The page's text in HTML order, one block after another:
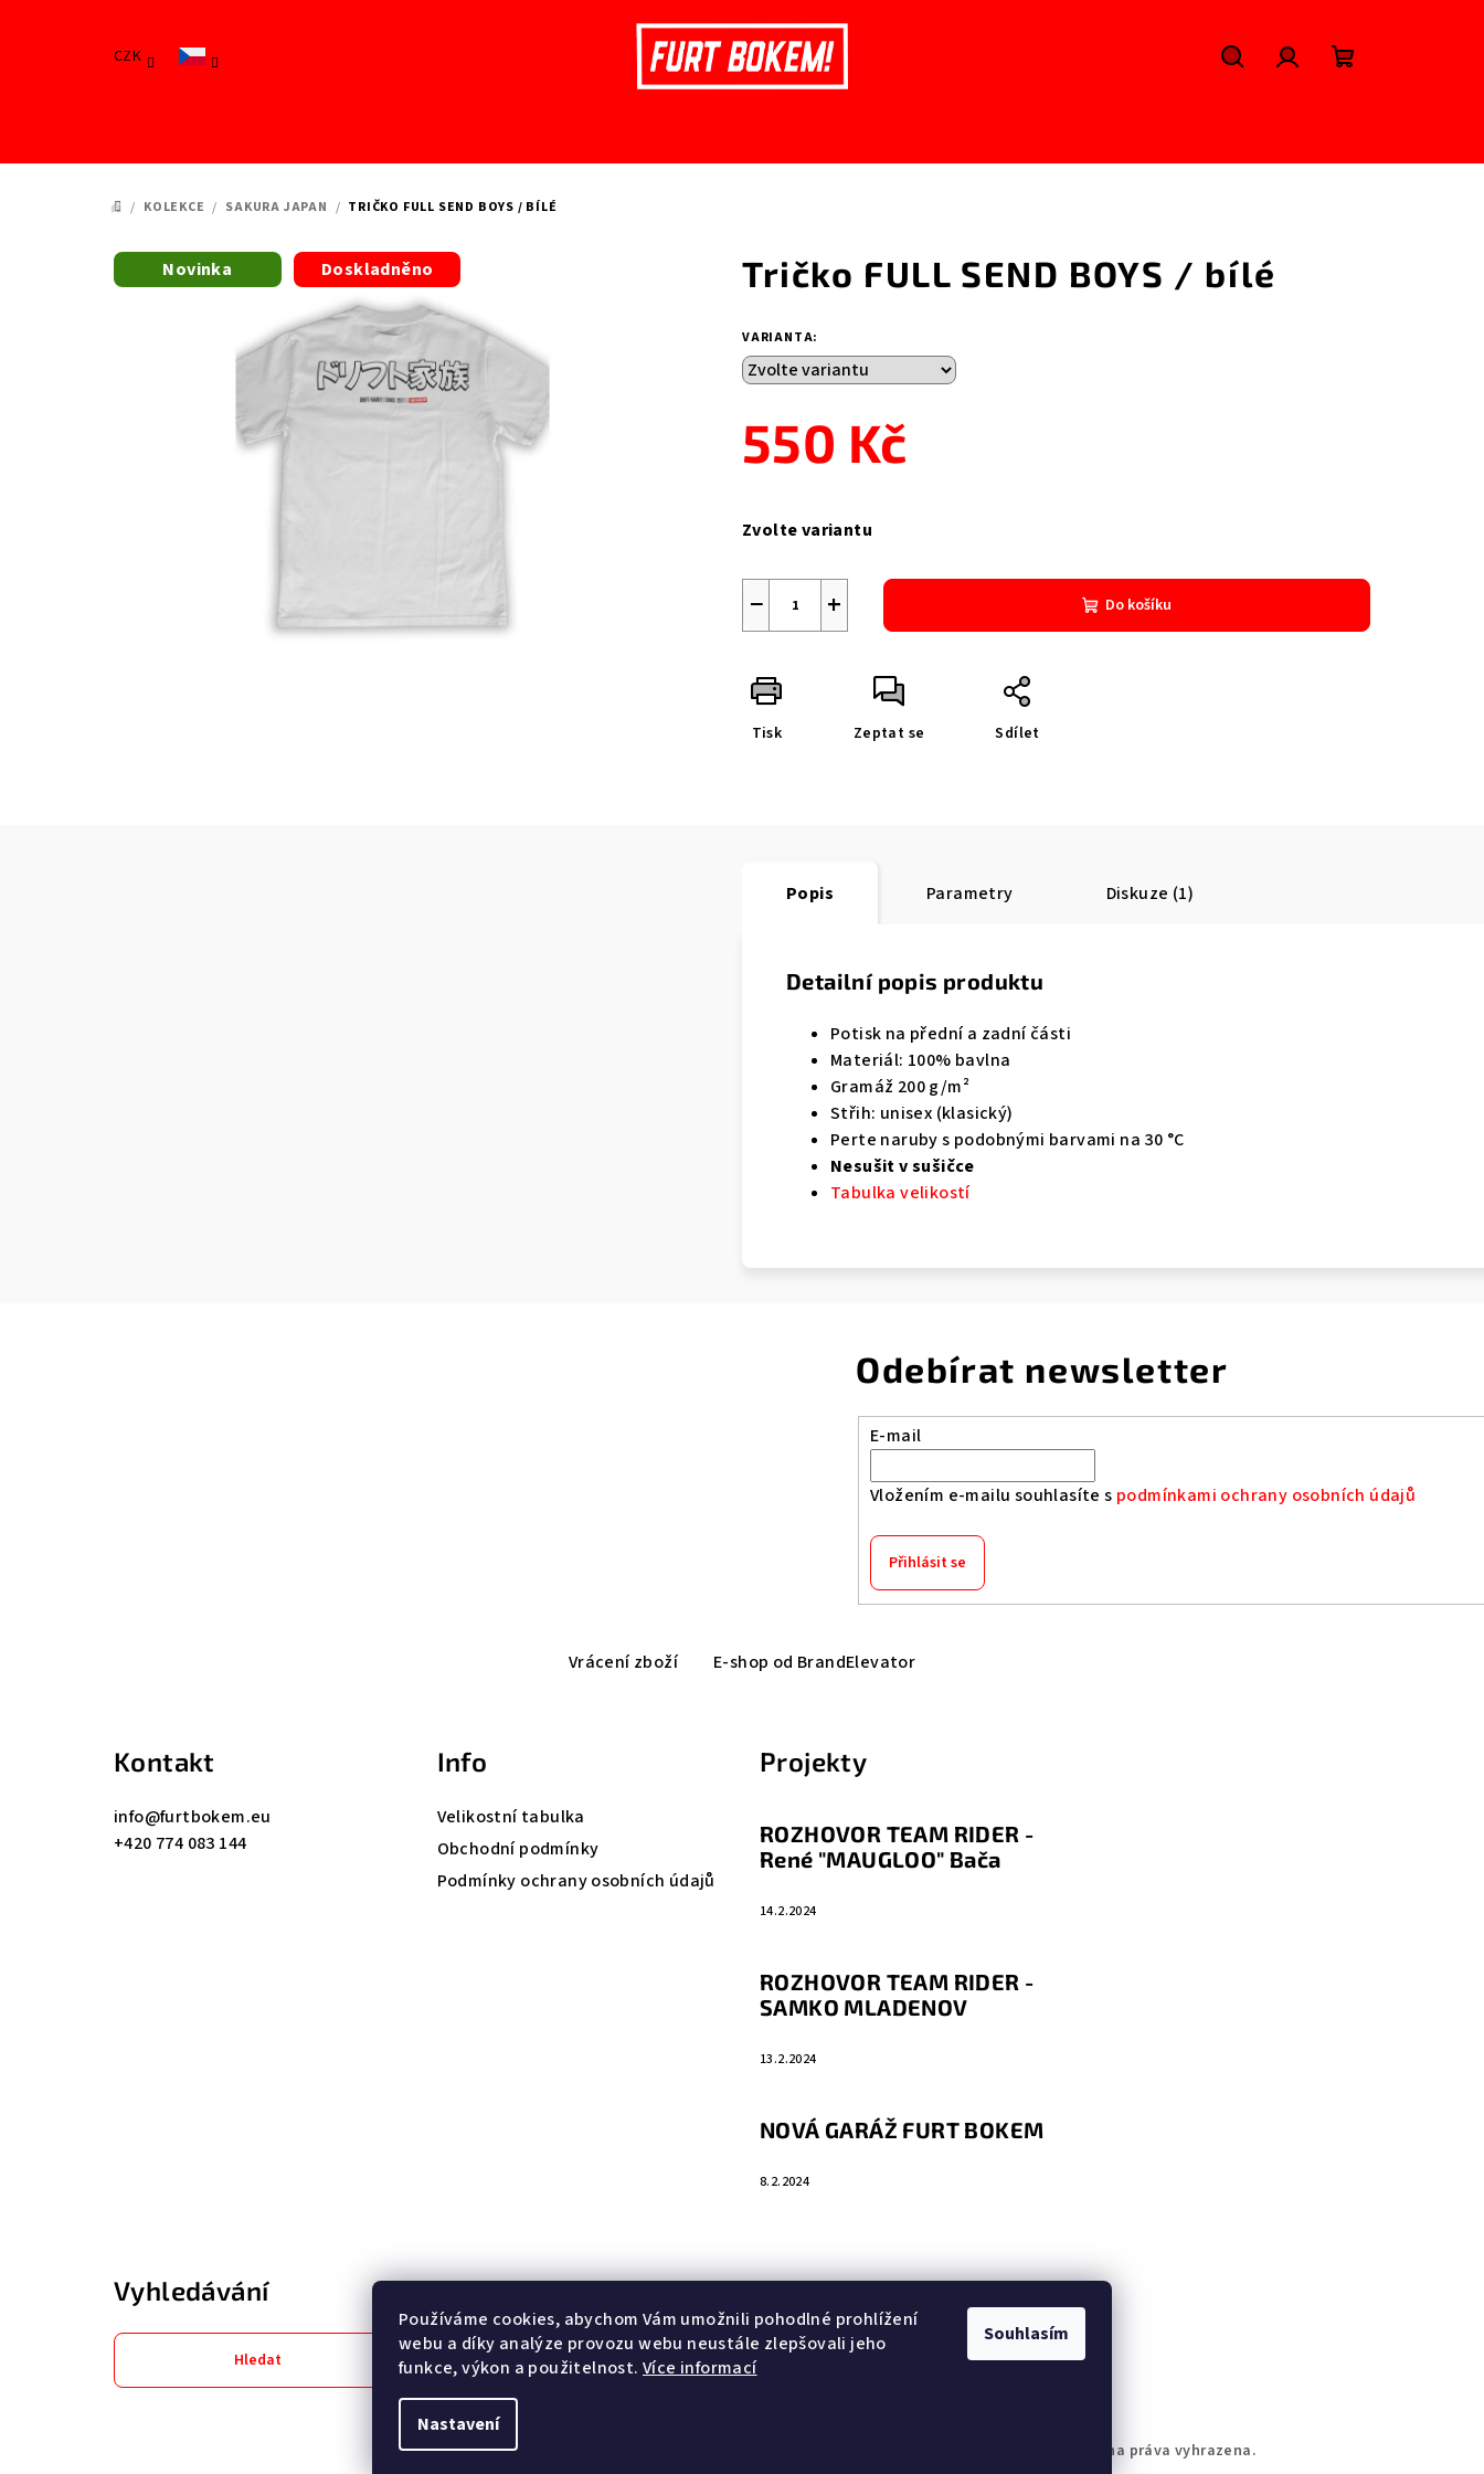
Používáme cookies, abychom Vám umožnili pohodlné prohlížení
webu a díky analýze provozu webu neustále zlepšovali jeho
funkce, výkon a použitelnost. Více informací
Nastavení
Souhlasím
CZK
DOMŮ
/ KOLEKCE / SAKURA JAPAN / TRIČKO FULL SEND BOYS / BÍLÉ
Tričko FULL SEND BOYS / bílé
VARIANTA:
550 Kč
cena:
Zvolte variantu
+
− Do košíku
Tisk Zeptat se Sdílet
Novinka Doskladněno
Popis Parametry Diskuze (1)
Detailní popis produktu
Potisk na přední a zadní části
Materiál: 100% bavlna
Gramáž 200 g/m²
Střih: unisex (klasický)
Perte naruby s podobnými barvami na 30 °C
Nesušit v sušičce
Tabulka velikostí
Odebírat newsletter
E-mail
Vložením e-mailu souhlasíte s podmínkami ochrany osobních údajů
Přihlásit se
Vrácení zboží E-shop od BrandElevator
Kontakt
info@furtbokem.eu
+420 774 083 144
Info
Velikostní tabulka
Obchodní podmínky
Podmínky ochrany osobních údajů
Projekty
ROZHOVOR TEAM RIDER -
René "MAUGLOO" Bača
14.2.2024
ROZHOVOR TEAM RIDER -
SAMKO MLADENOV
13.2.2024
NOVÁ GARÁŽ FURT BOKEM
8.2.2024
Vyhledávání
Hledat
. Všechna práva vyhrazena.